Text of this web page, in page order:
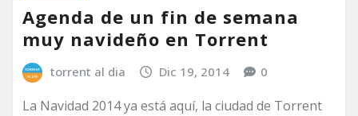
Agenda de un fin de semana
muy navideño en Torrent
torrent al dia Dic 19, 2014 0
La Navidad 2014 ya está aquí, la ciudad de Torrent